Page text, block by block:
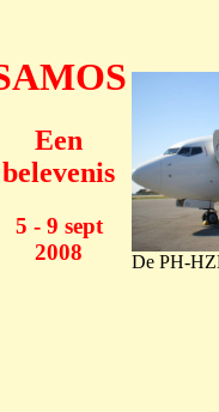
Een
belevenis
5 - 9 sept
2008
De PH-